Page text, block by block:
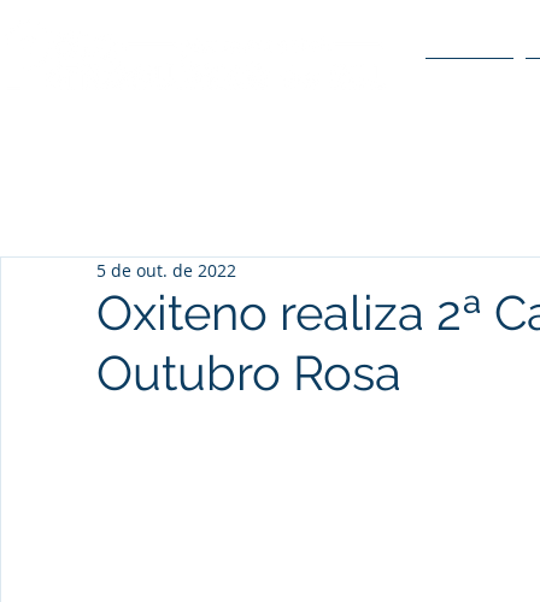
Oxiteno realiza 2ª
Outubro Rosa
5 de out. de 2022